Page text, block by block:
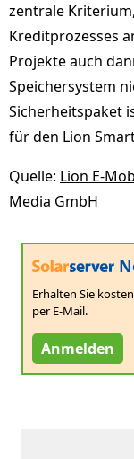
zentrale
Kreditprozesses
Projekte auch
Speichersystem
Sicherheitspaket
für den Lion
Quelle: Lion E-
Media GmbH
Erhalten Sie
per E-Mail.
Anmelden